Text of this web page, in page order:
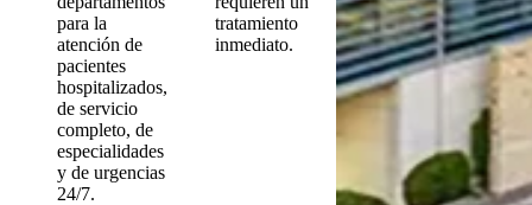
para la
atención de
pacientes
hospitalizados,
de servicio
completo, de
especialidades
y de urgencias
24/7.
tratamiento
inmediato.